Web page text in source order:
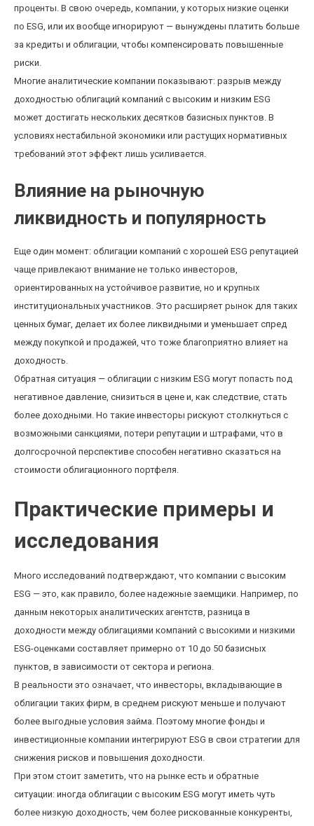
проценты. В свою очередь, компании, у которых низкие оценки
по ESG, или их вообще игнорируют — вынуждены платить больше
за кредиты и облигации, чтобы компенсировать повышенные
риски.
Многие аналитические компании показывают: разрыв между
доходностью облигаций компаний с высоким и низким ESG
может достигать нескольких десятков базисных пунктов. В
условиях нестабильной экономики или растущих нормативных
требований этот эффект лишь усиливается.
Влияние на рыночную
ликвидность и популярность
Еще один момент: облигации компаний с хорошей ESG репутацией
чаще привлекают внимание не только инвесторов,
ориентированных на устойчивое развитие, но и крупных
институциональных участников. Это расширяет рынок для таких
ценных бумаг, делает их более ликвидными и уменьшает спред
между покупкой и продажей, что тоже благоприятно влияет на
доходность.
Обратная ситуация — облигации с низким ESG могут попасть под
негативное давление, снизиться в цене и, как следствие, стать
более доходными. Но такие инвесторы рискуют столкнуться с
возможными санкциями, потери репутации и штрафами, что в
долгосрочной перспективе способен негативно сказаться на
стоимости облигационного портфеля.
Практические примеры и
исследования
Много исследований подтверждают, что компании с высоким
ESG — это, как правило, более надежные заемщики. Например, по
данным некоторых аналитических агентств, разница в
доходности между облигациями компаний с высокими и низкими
ESG-оценками составляет примерно от 10 до 50 базисных
пунктов, в зависимости от сектора и региона.
В реальности это означает, что инвесторы, вкладывающие в
облигации таких фирм, в среднем рискуют меньше и получают
более выгодные условия займа. Поэтому многие фонды и
инвестиционные компании интегрируют ESG в свои стратегии для
снижения рисков и повышения доходности.
При этом стоит заметить, что на рынке есть и обратные
ситуации: иногда облигации с высоким ESG могут иметь чуть
более низкую доходность, чем более рискованные конкуренты,